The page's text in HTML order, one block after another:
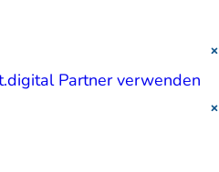
Partner verwenden